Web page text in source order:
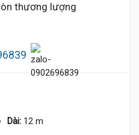
thương lượng
Dài: 12 m